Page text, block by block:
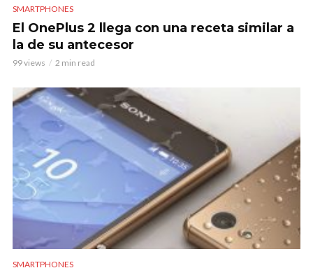
SMARTPHONES
El OnePlus 2 llega con una receta similar a
la de su antecesor
99 views 2 min read
SMARTPHONES